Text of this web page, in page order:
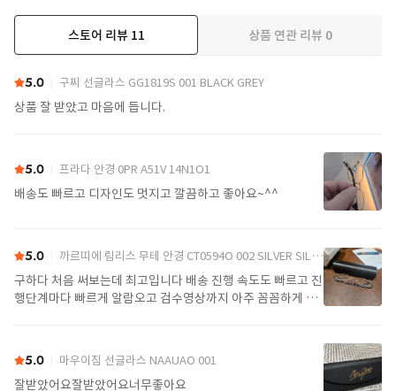
스토어 리뷰 11 상품 연관 리뷰 0
5.0 구찌 선글라스 GG1819S 001 BLACK GREY
상품 잘 받았고 마음에 듭니다.
5.0 프라다 안경 0PR A51V 14N1O1
배송도 빠르고 디자인도 멋지고 깔끔하고 좋아요~^^
5.0 까르띠에 림리스 무테 안경 CT0594O 002 SILVER SILVER TRANSPARENT
구하다 처음 써보는데 최고입니다 배송 진행 속도도 빠르고 진
행단계마다 빠르게 알람오고 검수영상까지 아주 꼼꼼하게 찍
5.0 마우이짐 선글라스 NAAUAO 001
잘받았어요잘받았어요너무좋아요